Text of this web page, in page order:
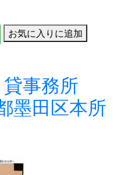
お気に入りに追加
貸事務所
墨田区本所